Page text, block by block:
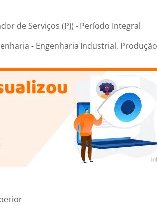
de Serviços (PJ) - Período Integral
- Engenharia Industrial, Produção